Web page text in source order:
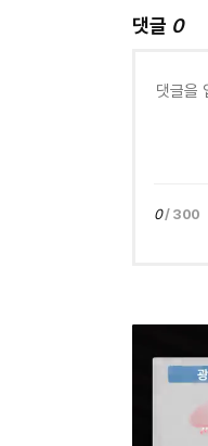
댓글 0
0/ 300